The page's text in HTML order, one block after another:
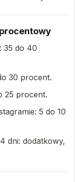
35 do 40
30 procent.
25 procent.
5 do 10
dni: dodatkowy,